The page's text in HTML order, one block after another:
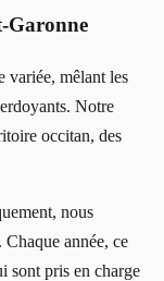
Garonne
variée, mêlant les
Notre
occitan, des
nous
Chaque année, ce
sont pris en charge